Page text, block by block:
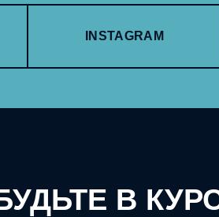
INSTAGRAM
В